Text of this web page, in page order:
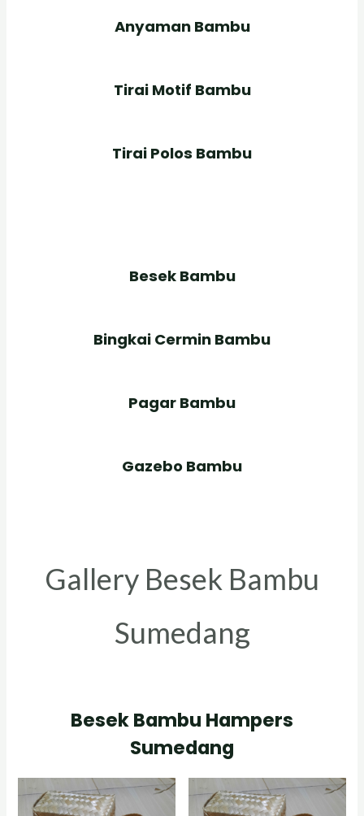
Anyaman Bambu
Tirai Motif Bambu
Tirai Polos Bambu
Besek Bambu
Bingkai Cermin Bambu
Pagar Bambu
Gazebo Bambu
Gallery Besek Bambu
Sumedang
Besek Bambu Hampers
Sumedang